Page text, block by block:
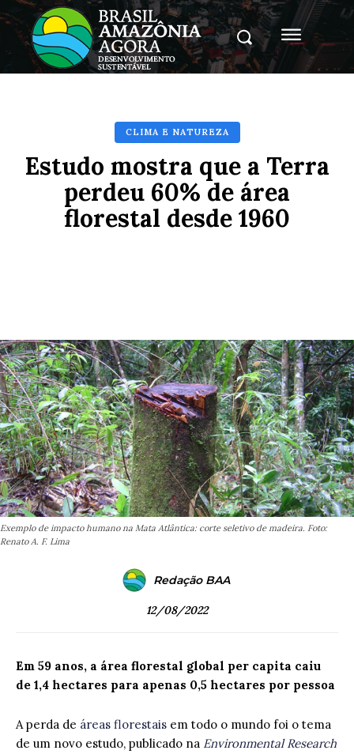
CLIMA E NATUREZA
Estudo mostra que a Terra
perdeu 60% de área
florestal desde 1960
Exemplo de impacto humano na Mata Atlântica: corte seletivo de madeira. Foto:
Renato A. F. Lima
Redação BAA
12/08/2022
Em 59 anos, a área florestal global per capita caiu
de 1,4 hectares para apenas 0,5 hectares por pessoa
A perda de áreas florestais em todo o mundo foi o tema
de um novo estudo, publicado na Environmental Research